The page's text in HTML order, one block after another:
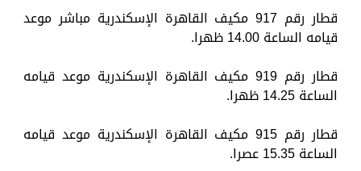
قطار رقم 917 مكيف القاهرة الإسكندرية مباشر موعد
قيامه الساعة 14.00 ظهرا.
قطار رقم 919 مكيف القاهرة الإسكندرية موعد قيامه
الساعة 14.25 ظهرا.
قطار رقم 915 مكيف القاهرة الإسكندرية موعد قيامه
الساعة 15.35 عصرا.